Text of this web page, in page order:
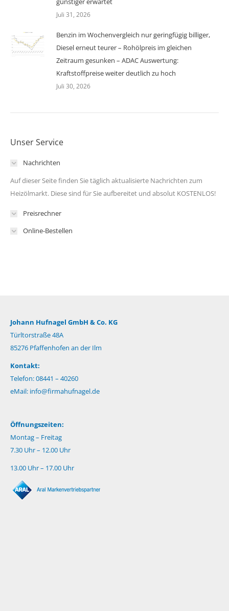
Juli 31, 2026
Benzin im Wochenvergleich nur geringfügig billiger,
Diesel erneut teurer – Rohölpreis im gleichen
Zeitraum gesunken – ADAC Auswertung:
Kraftstoffpreise weiter deutlich zu hoch
Juli 30, 2026
Unser Service
Nachrichten
Auf dieser Seite finden Sie täglich aktualisierte Nachrichten zum
Heizölmarkt. Diese sind für Sie aufbereitet und absolut KOSTENLOS!
Preisrechner
Online-Bestellen
Johann Hufnagel GmbH & Co. KG
Türltorstraße 48A
85276 Pfaffenhofen an der Ilm
Kontakt:
Telefon: 08441 – 40260
eMail: info@firmahufnagel.de
Öffnungszeiten:
Montag – Freitag
7.30 Uhr – 12.00 Uhr
13.00 Uhr – 17.00 Uhr